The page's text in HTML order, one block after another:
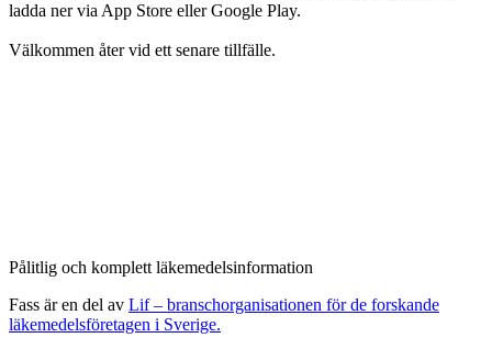
ladda ner via App Store eller Google Play.
Välkommen åter vid ett senare tillfälle.
Pålitlig och komplett läkemedelsinformation
Fass är en del av Lif – branschorganisationen för de forskande
läkemedelsföretagen i Sverige.